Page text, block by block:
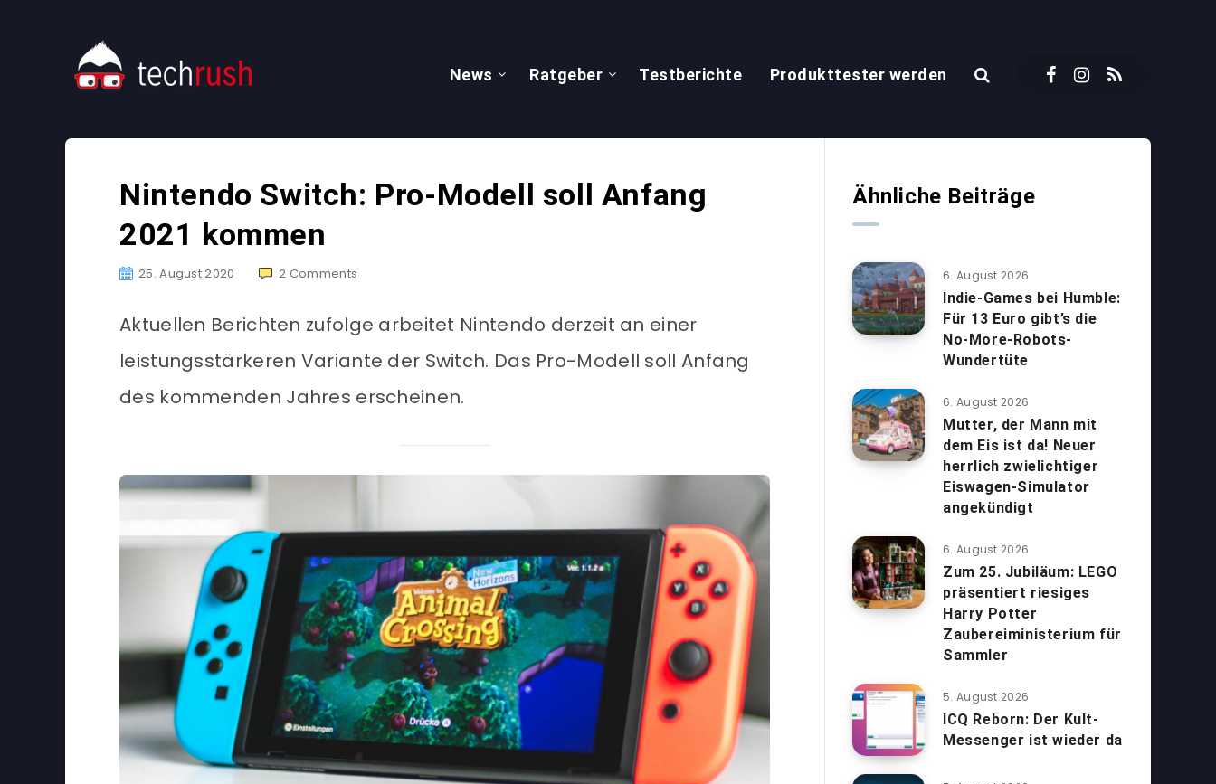
News Ratgeber Testberichte Produkttester werden
Nintendo Switch: Pro-Modell soll Anfang
2021 kommen
25. August 2020 2 Comments
Aktuellen Berichten zufolge arbeitet Nintendo derzeit an einer
leistungsstärkeren Variante der Switch. Das Pro-Modell soll Anfang
des kommenden Jahres erscheinen.
Ähnliche Beiträge
6. August 2026
Indie-Games bei Humble:
Für 13 Euro gibt’s die
No-More-Robots-
Wundertüte
6. August 2026
Mutter, der Mann mit
dem Eis ist da! Neuer
herrlich zwielichtiger
Eiswagen-Simulator
angekündigt
6. August 2026
Zum 25. Jubiläum: LEGO
präsentiert riesiges
Harry Potter
Zaubereiministerium für
Sammler
5. August 2026
ICQ Reborn: Der Kult-
Messenger ist wieder da